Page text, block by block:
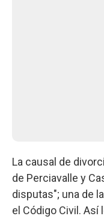
La causal de
de Perciavalle y
disputas"; una de
el Código Civil.